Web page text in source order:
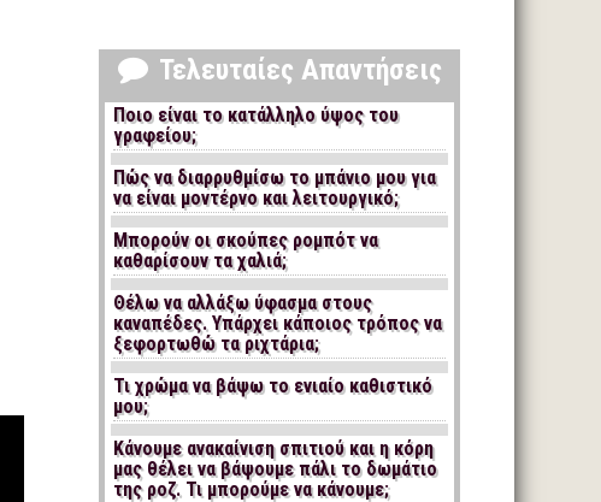
Τελευταίες Απαντήσεις
Ποιο είναι το κατάλληλο ύψος του
γραφείου;
Πώς να διαρρυθμίσω το μπάνιο μου για
να είναι μοντέρνο και λειτουργικό;
Μπορούν οι σκούπες ρομπότ να
καθαρίσουν τα χαλιά;
Θέλω να αλλάξω ύφασμα στους
καναπέδες. Υπάρχει κάποιος τρόπος να
ξεφορτωθώ τα ριχτάρια;
Τι χρώμα να βάψω το ενιαίο καθιστικό
μου;
Κάνουμε ανακαίνιση σπιτιού και η κόρη
μας θέλει να βάψουμε πάλι το δωμάτιο
της ροζ. Τι μπορούμε να κάνουμε;